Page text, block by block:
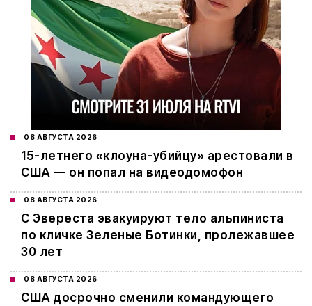
08 АВГУСТА 2026
15-летнего «клоуна-убийцу» арестовали в
США — он попал на видеодомофон
08 АВГУСТА 2026
С Эвереста эвакуируют тело альпиниста
по кличке Зеленые Ботинки, пролежавшее
30 лет
08 АВГУСТА 2026
США досрочно сменили командующего